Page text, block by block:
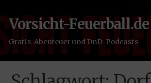
Inhalt
springen
Vorsicht-Feuerball.de
Gratis-Abenteuer und DnD-Podcasts